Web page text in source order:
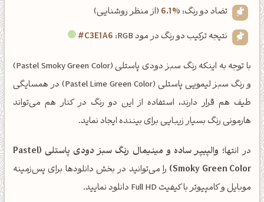
تضاد دو رنگ: 6.1% (از منظر روشنایی)
نتیجه ترکیب دو رنگ در مود RGB:
#C3E1A6
با توجه به اینکه رنگ سبز دودی پاستلی (Pastel Smoky Green Color)
و رنگ سبز لیمویی پاستلی (Pastel Lime Green Color) در همسایگی
طیف هم قرار دارند، استفاده از این دو رنگ در کنار هم می‌تواند
هارمونی رنگ بسیار زیبایی برای بیننده ایجاد نماید.
در انتها؛
والپیپر ساده و مینیمال رنگ سبز دودی پاستلی (Pastel
Smoky Green Color) را می‌توانید در بخش دانلودها برای پس‌زمینه
موبایل و کامپیوتر با کیفیت Full HD دانلود نمایید.